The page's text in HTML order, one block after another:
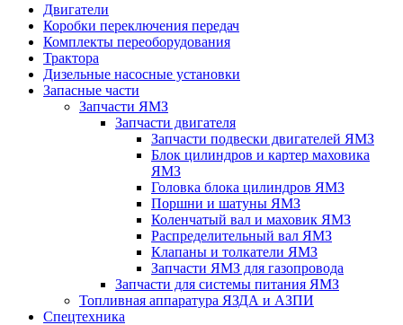
Двигатели
Коробки переключения передач
Комплекты переоборудования
Трактора
Дизельные насосные установки
Запасные части
Запчасти ЯМЗ
Запчасти двигателя
Запчасти подвески двигателей ЯМЗ
Блок цилиндров и картер маховика
ЯМЗ
Головка блока цилиндров ЯМЗ
Поршни и шатуны ЯМЗ
Коленчатый вал и маховик ЯМЗ
Распределительный вал ЯМЗ
Клапаны и толкатели ЯМЗ
Запчасти ЯМЗ для газопровода
Запчасти для системы питания ЯМЗ
Топливная аппаратура ЯЗДА и АЗПИ
Спецтехника